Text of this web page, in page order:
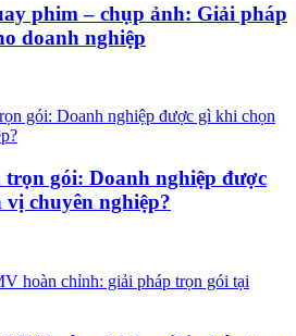
phim – chụp ảnh: Giải pháp
doanh nghiệp
trọn gói: Doanh nghiệp được
chuyên nghiệp?